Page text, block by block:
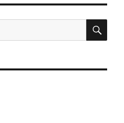
+
Spring
IDE
검